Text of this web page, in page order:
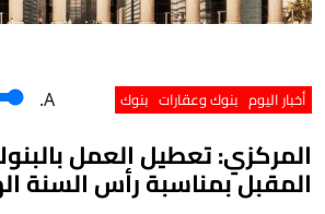
أخبار اليوم بنوك وعقارات بنوك .A
المركزي: تعطيل العمل
المقبل بمناسبة رأس السنة